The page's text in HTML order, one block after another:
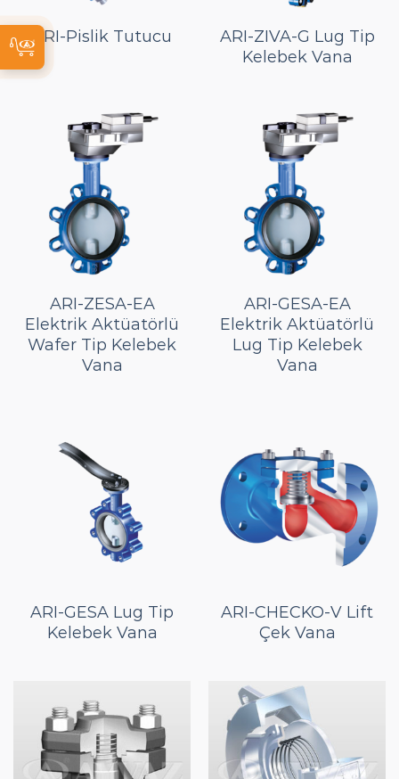
ARI-Pislik Tutucu
ARI-ZIVA-G Lug Tip
Kelebek Vana
ARI-ZESA-EA
Elektrik Aktüatörlü
Wafer Tip Kelebek
Vana
ARI-GESA-EA
Elektrik Aktüatörlü
Lug Tip Kelebek
Vana
ARI-GESA Lug Tip
Kelebek Vana
ARI-CHECKO-V Lift
Çek Vana